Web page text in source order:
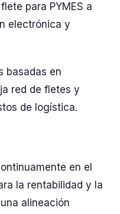
para PYMES a
electrónica y
basadas en
red de fletes y
de logística.
en el
la rentabilidad y la
alineación